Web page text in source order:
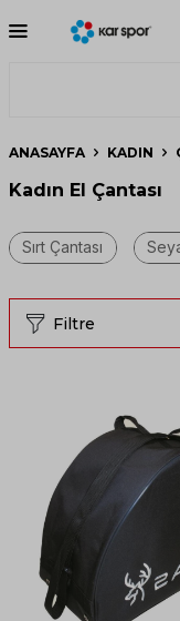
ANASAYFA KADIN
Kadın El Çantası
Filtre